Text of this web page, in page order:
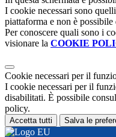
I cookie necessari sono
piattaforma e non è
Per conoscere quali sono i
visionare la COOKIE
Cookie necessari per il
I cookie necessari per il
disabilitati. È possibile
policy.
Accetta tutti Salva le